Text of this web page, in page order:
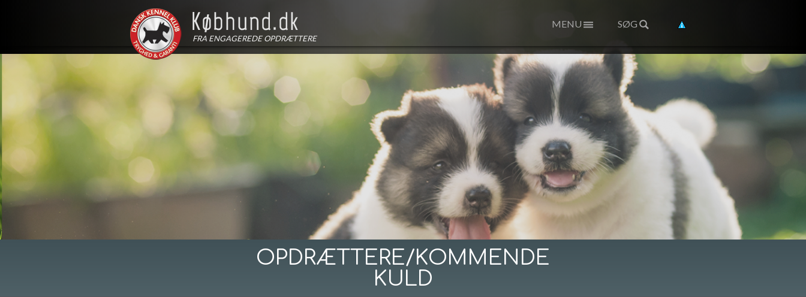
FRA ENGAGEREDE OPDRÆTTERE
SØG
MENU
OPDRÆTTERE/KOMMENDE
KULD